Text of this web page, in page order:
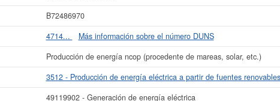
más datos de la empresa ABSIDE SOLAR SL. puede
los resultados de sus años de actividad, así como los balances y cuentas de
La última actualización del informe de empresa se ha realizado el 30/07/2026.
B72486970
4714...
Más información sobre el número DUNS
Producción de energía ncop (procedente de mareas, solar, etc.)
3512 - Producción de energía eléctrica a partir de fuentes renovables
49119902 - Generación de energía eléctrica